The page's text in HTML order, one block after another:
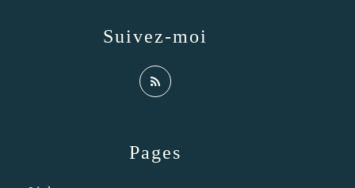
Pages
Suivez-moi